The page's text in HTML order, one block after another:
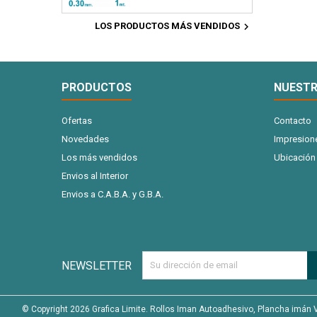
para: tarjetas personales,
postales, tarjetas,
juegos didácticos,
planificadores imantados,
LOS PRODUCTOS MÁS VENDIDOS 
PRODUCTOS
Ofertas
Novedades
Los más vendidos
Envios al Interior
Envios a C.A.B.A. y G.B.A.
Contacto
Ubicación
NEWSLETTER
© Copyright 2026 Grafica Limite. Rollos Iman Autoadhesivo, Plancha imán